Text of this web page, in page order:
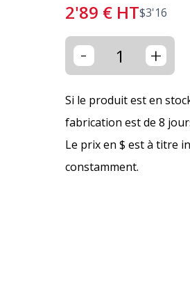
2'89 € HT$3'16
- +
Si le produit est en
fabrication est de 8
Le prix en $ est à titre
constamment.